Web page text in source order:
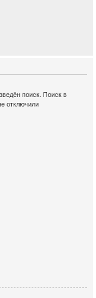
поиск. Поиск в
отключили